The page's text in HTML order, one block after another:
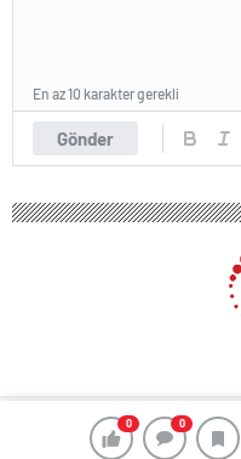
0 0
Gönder
En az 10 karakter gerekli
0 0